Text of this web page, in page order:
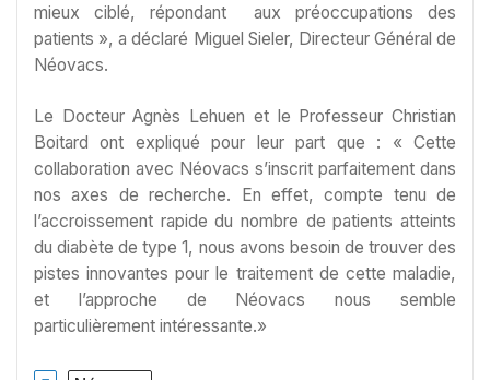
mieux ciblé, répondant aux préoccupations des
patients », a déclaré Miguel Sieler, Directeur Général de
Néovacs.
Le Docteur Agnès Lehuen et le Professeur Christian
Boitard ont expliqué pour leur part que : « Cette
collaboration avec Néovacs s’inscrit parfaitement dans
nos axes de recherche. En effet, compte tenu de
l’accroissement rapide du nombre de patients atteints
du diabète de type 1, nous avons besoin de trouver des
pistes innovantes pour le traitement de cette maladie,
et l’approche de Néovacs nous semble
particulièrement intéressante.»